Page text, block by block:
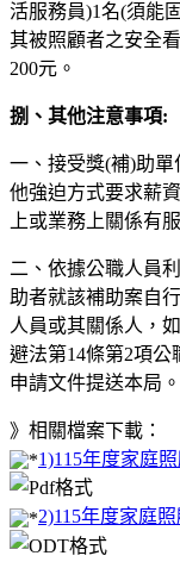
活服務員)1名(須能
其被照顧者之安全
200元。
捌、其他注意事項:
一、接受獎(補)助
他強迫方式要求薪
上或業務上關係有
二、依據公職人員
助者就該補助案自
人員或其關係人，
避法第14條第2項公
申請文件提送本局。
》相關檔案下載：
1)115年度家庭
2)115年度家庭